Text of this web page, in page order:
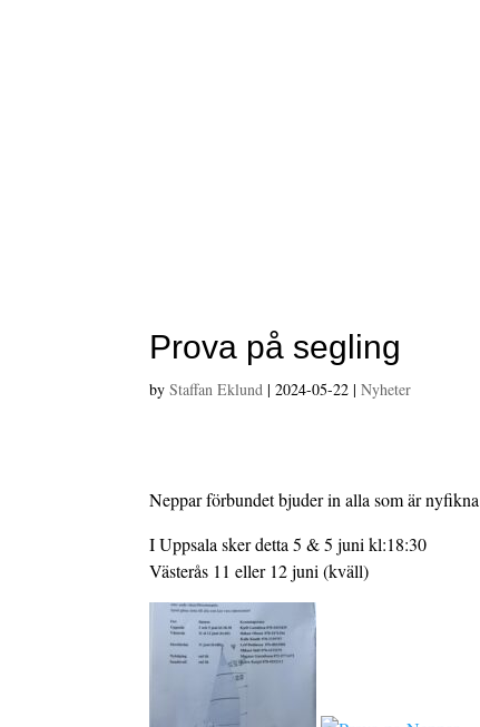
Prova på segling
byStaffan Eklund |2024-05-22 |Nyheter
Neppar förbundet bjuder in alla som är
I Uppsala sker detta 5 & 5 juni kl:18:30
Västerås 11 eller 12 juni (kväll)